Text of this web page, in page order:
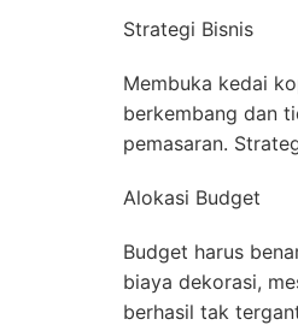
Strategi Bisnis
Membuka kedai
berkembang dan
pemasaran.
Alokasi Budget
Budget harus
biaya dekorasi,
berhasil tak